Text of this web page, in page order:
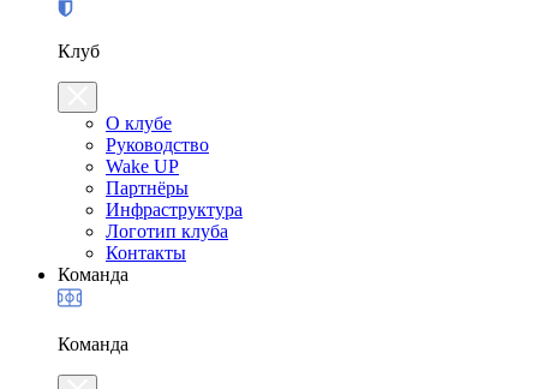
Клуб
О клубе
Руководство
Wake UP
Партнёры
Инфраструктура
Логотип клуба
Контакты
Команда
Команда